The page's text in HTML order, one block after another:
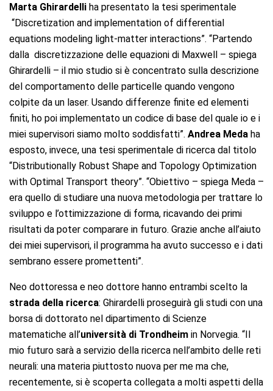
Marta Ghirardelli ha presentato la tesi sperimentale
“Discretization and implementation of differential
equations modeling light-matter interactions”. “Partendo
dalla discretizzazione delle equazioni di Maxwell – spiega
Ghirardelli – il mio studio si è concentrato sulla descrizione
del comportamento delle particelle quando vengono
colpite da un laser. Usando differenze finite ed elementi
finiti, ho poi implementato un codice di base del quale io e i
miei supervisori siamo molto soddisfatti”. Andrea Meda ha
esposto, invece, una tesi sperimentale di ricerca dal titolo
“Distributionally Robust Shape and Topology Optimization
with Optimal Transport theory”. “Obiettivo – spiega Meda –
era quello di studiare una nuova metodologia per trattare lo
sviluppo e l’ottimizzazione di forma, ricavando dei primi
risultati da poter comparare in futuro. Grazie anche all’aiuto
dei miei supervisori, il programma ha avuto successo e i dati
sembrano essere promettenti”.
Neo dottoressa e neo dottore hanno entrambi scelto la
strada della ricerca: Ghirardelli proseguirà gli studi con una
borsa di dottorato nel dipartimento di Scienze
matematiche all’università di Trondheim in Norvegia. “Il
mio futuro sarà a servizio della ricerca nell’ambito delle reti
neurali: una materia piuttosto nuova per me ma che,
recentemente, si è scoperta collegata a molti aspetti della